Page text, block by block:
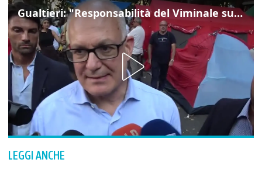
Gualtieri: "Responsabilità del Viminale su Spin Time? La posizione dei partiti è nota"
LEGGI ANCHE